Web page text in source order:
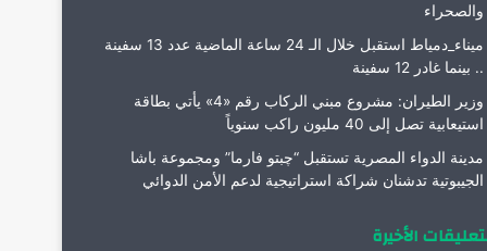
والصحراء
ميناء_دمياط استقبل خلال الـ 24 ساعة الماضية عدد 13 سفينة
.. بينما غادر 12 سفينة
وزير الطيران: مشروع مبني الركاب رقم «4» يأتي بطاقة
استيعابية تصل إلى 40 مليون راكب سنوياً
مدينة الدواء المصرية تستقبل “چبتو فارما” ومجموعة باشا
الجيبوتية تدشنان شراكة استراتيجية لدعم الأمن الدوائي
الأخيرة